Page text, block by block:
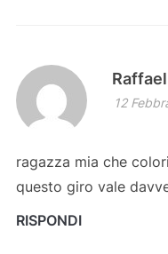
12
ragazza mia che
questo giro vale
RISPONDI